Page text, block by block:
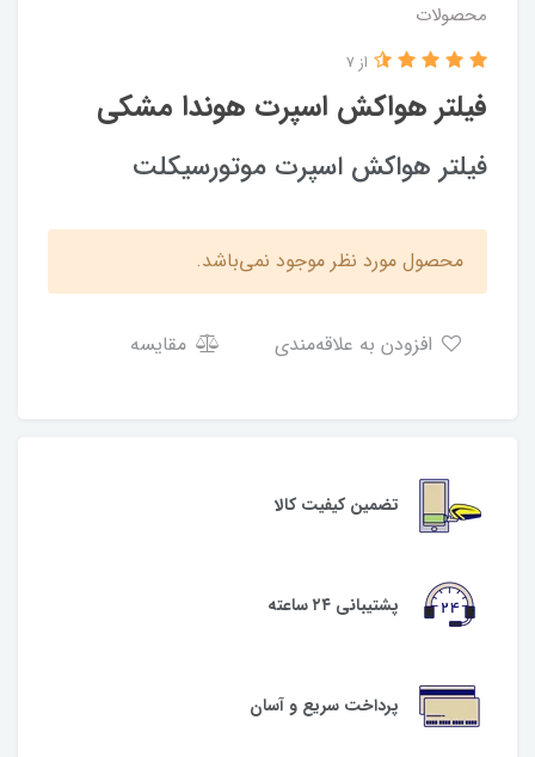
محصولات
فیلتر هواکش اسپرت هوندا مشکی
از 7
فیلتر هواکش اسپرت موتورسیکلت
محصول مورد نظر موجود نمی‌باشد.
مقایسه
تضمین کیفیت کالا
پشتیبانی ۲۴ ساعته
پرداخت سریع و آسان